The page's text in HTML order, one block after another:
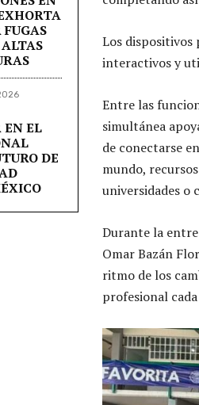
EN EL
DE
Los
interactivos y
Entre las
simultánea
de conectarse
mundo,
universidades o
Durante la
Omar Bazán
ritmo de los
profesional